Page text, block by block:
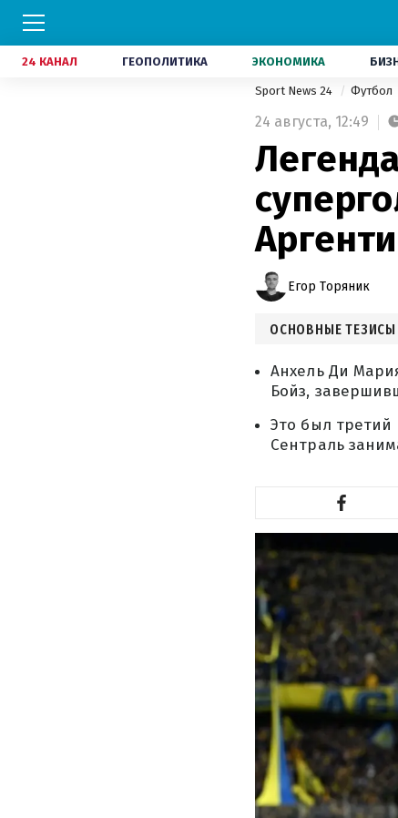
24 КАНАЛ ГЕОПОЛИТИКА ЭКОНОМИКА
Sport News 24 Футбол
24 августа, 12:49
Егор Торяник
ОСНОВНЫЕ ТЕЗИСЫ
Анхель Ди
Бойз,
Это был
Сентраль